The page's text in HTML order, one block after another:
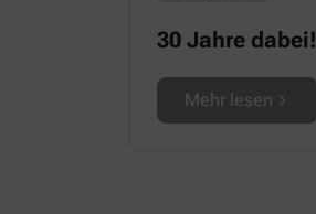
30 Jahre dabei!
Mehr lesen